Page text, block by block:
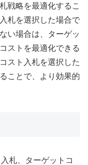
戦略を最適化するこ
札を選択した場合で
い場合は、ターゲッ
ストを最適化できる
スト入札を選択した
ことで、より効果的
札、ターゲットコ